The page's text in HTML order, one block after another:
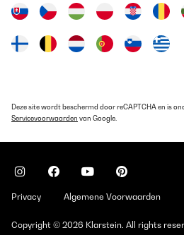
Deze site wordt beschermd door reCAPTCHA en is
Servicevoorwaarden van Google.
Privacy Algemene Voorwaarden
Copyright © 2026 Klarstein. All rights